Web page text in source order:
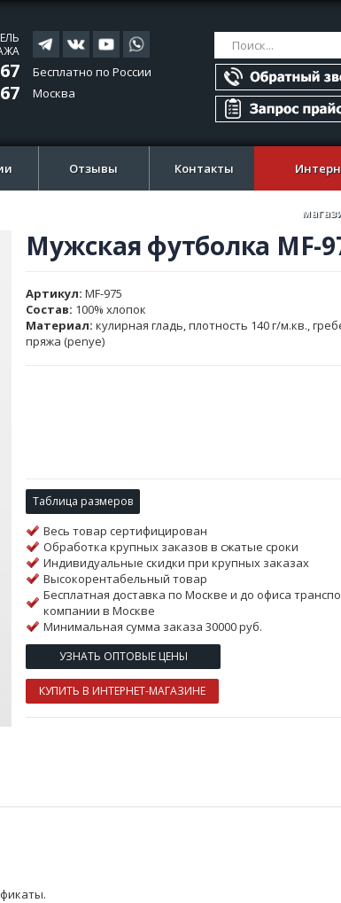
Поиск
Бесплатно по России
Москва
Отзывы Контакты
Мужская футболка MF-
Артикул MF-975
Состав: 100% хлопок
Материал: кулирная гладь, плотность 140 г/м.кв.,
пряжа (penye)
Таблица размеров
Весь товар сертифицирован
Обработка крупных заказов в сжатые сроки
Индивидуальные скидки при крупных заказах
Высокорентабельный товар
Бесплатная доставка по Москве и до офиса
компании в Москве
Минимальная сумма заказа 30000 руб.
УЗНАТЬ ОПТОВЫЕ ЦЕНЫ
КУПИТЬ В ИНТЕРНЕТ-МАГАЗИНЕ
полотна. Вырез горловины круглый. На
для Вас способом:
по России), 8(495) 921-13-67 (Москва) или 8 (916) 58-544-58;